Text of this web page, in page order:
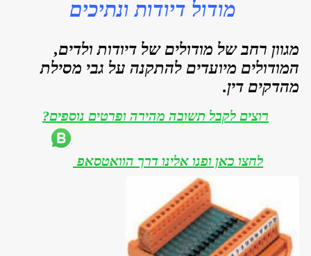
מודול דיודות ונתיכים
מגוון רחב של מודולים של דיודות ולדים,
המודולים מיועדים להתקנה על גבי מסילת
מהדקים דין.
רוצים לקבל תשובה מהירה ופרטים נוספים?
לחצו כאן ופנו אלינו דרך הוואטסאפ